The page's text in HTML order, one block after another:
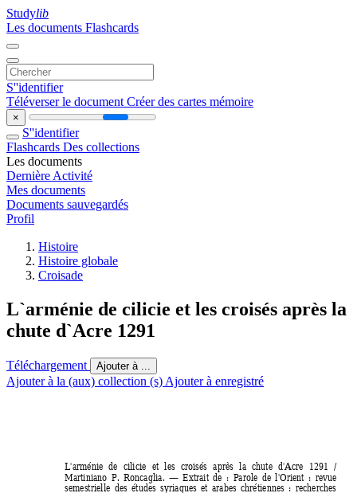
Studylib
Les documents Flashcards
S''identifier
Téléverser le document Créer des cartes mémoire
×
S''identifier
Flashcards Des collections
Les documents
Dernière Activité
Mes documents
Documents sauvegardés
Profil
Histoire
Histoire globale
Croisade
L`arménie de cilicie et les croisés après la
chute d`Acre 1291
Téléchargement Ajouter à ...
Ajouter à la (aux) collection (s) Ajouter à enregistré
L'arménie de cilicie et les croisés après la chute d'Acre 1291 /
Martiniano P. Roncaglia. — Extrait de : Parole de l'Orient : revue
semestrielle des études syriaques et arabes chrétiennes : recherches